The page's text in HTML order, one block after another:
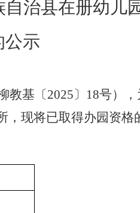
自治县在册幼儿
公示
教基〔2025〕 18号），
，现将已取得办园资格